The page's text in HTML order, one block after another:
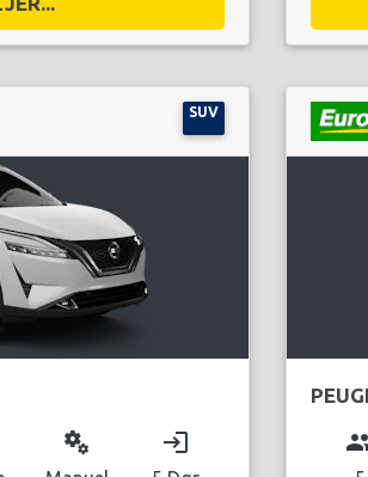
SUV
miscellaneous_services login